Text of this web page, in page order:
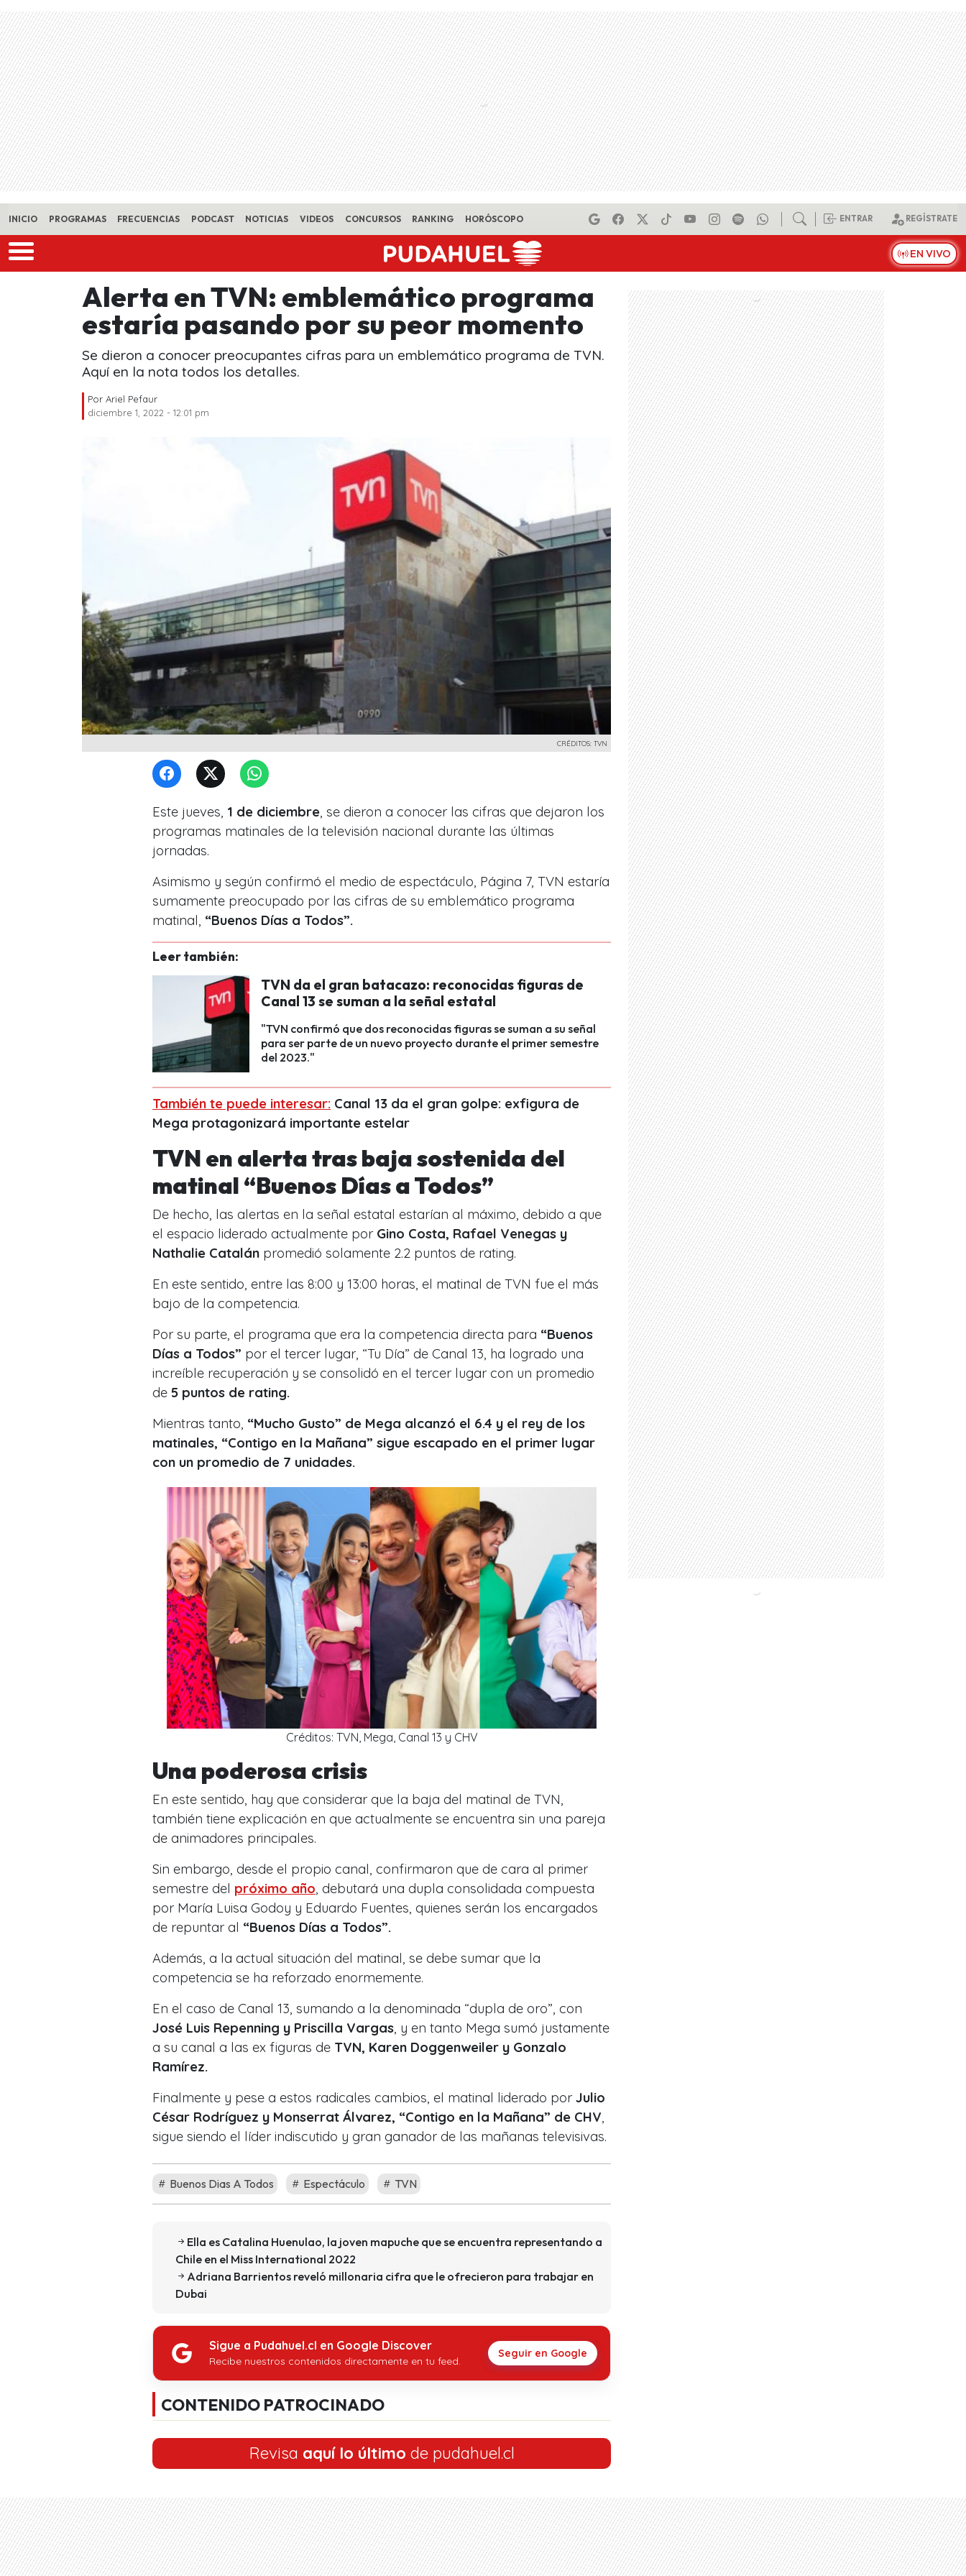
Skip to main content
INICIO PROGRAMAS FRECUENCIAS PODCAST NOTICIAS VIDEOS CONCURSOS RANKING HORÓSCOPO ENTRAR REGÍSTRATE
EN VIVO
Alerta en TVN: emblemático programa
estaría pasando por su peor momento
Se dieron a conocer preocupantes cifras para un emblemático programa de TVN.
Aquí en la nota todos los detalles.
Por Ariel Pefaur
diciembre 1, 2022 - 12:01 pm
CRÉDITOS: TVN
Este jueves, 1 de diciembre , se dieron a conocer las cifras que dejaron los
programas matinales de la televisión nacional durante las últimas
jornadas.
Asimismo y según confirmó el medio de espectáculo, Página 7, TVN estaría
sumamente preocupado por las cifras de su emblemático programa
matinal, “Buenos Días a Todos”.
Leer también:
TVN da el gran batacazo: reconocidas figuras de
Canal 13 se suman a la señal estatal
"TVN confirmó que dos reconocidas figuras se suman a su señal
para ser parte de un nuevo proyecto durante el primer semestre
del 2023."
También te puede interesar: Canal 13 da el gran golpe: exfigura de
Mega protagonizará importante estelar
TVN en alerta tras baja sostenida del
matinal “Buenos Días a Todos”
De hecho, las alertas en la señal estatal estarían al máximo, debido a que
el espacio liderado actualmente por Gino Costa, Rafael Venegas y
Nathalie Catalán promedió solamente 2.2 puntos de rating.
En este sentido, entre las 8:00 y 13:00 horas, el matinal de TVN fue el más
bajo de la competencia.
Por su parte, el programa que era la competencia directa para “Buenos
Días a Todos” por el tercer lugar, “Tu Día” de Canal 13, ha logrado una
increíble recuperación y se consolidó en el tercer lugar con un promedio
de 5 puntos de rating.
Mientras tanto, “Mucho Gusto” de Mega alcanzó el 6.4 y el rey de los
matinales, “Contigo en la Mañana” sigue escapado en el primer lugar
con un promedio de 7 unidades.
Créditos: TVN, Mega, Canal 13 y CHV
Una poderosa crisis
En este sentido, hay que considerar que la baja del matinal de TVN,
también tiene explicación en que actualmente se encuentra sin una pareja
de animadores principales.
Sin embargo, desde el propio canal, confirmaron que de cara al primer
semestre del próximo año , debutará una dupla consolidada compuesta
por María Luisa Godoy y Eduardo Fuentes, quienes serán los encargados
de repuntar al “Buenos Días a Todos”.
Además, a la actual situación del matinal, se debe sumar que la
competencia se ha reforzado enormemente.
En el caso de Canal 13, sumando a la denominada “dupla de oro”, con
José Luis Repenning y Priscilla Vargas , y en tanto Mega sumó justamente
a su canal a las ex figuras de TVN, Karen Doggenweiler y Gonzalo
Ramírez.
Finalmente y pese a estos radicales cambios, el matinal liderado por Julio
César Rodríguez y Monserrat Álvarez, “Contigo en la Mañana” de CHV
sigue siendo el líder indiscutido y gran ganador de las mañanas televisivas.
Buenos Dias A Todos Espectáculo TVN
Ella es Catalina Huenulao, la joven mapuche que se encuentra representando a
Chile en el Miss International 2022
Adriana Barrientos reveló millonaria cifra que le ofrecieron para trabajar en
Dubai
Sigue a Pudahuel.cl en Google Discover
Recibe nuestros contenidos directamente en tu feed.
Seguir en Google
CONTENIDO PATROCINADO
Revisa aquí lo último de pudahuel.cl